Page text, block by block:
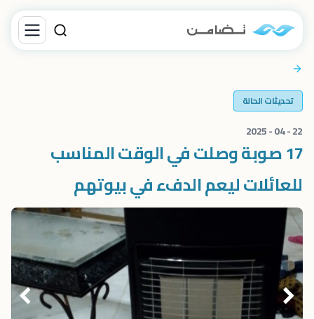
تحديثات الحالة
22 - 04 - 2025
17 صوبة وصلت في الوقت المناسب
للعائلات ليعم الدفء في بيوتهم